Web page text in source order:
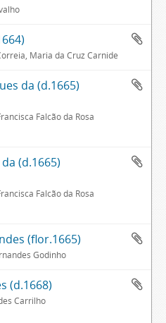
Maria da Cruz Carnide
da (d.1665)
Falcão da Rosa
(d.1665)
Falcão da Rosa
(flor.1665)
Godinho
(d.1668)
Carrilho